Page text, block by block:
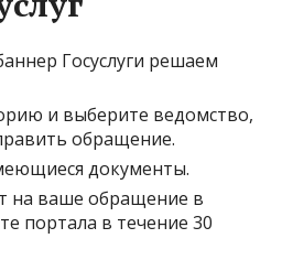
Госуслуги решаем
и выберите ведомство,
обращение.
документы.
на ваше обращение в
портала в течение 30